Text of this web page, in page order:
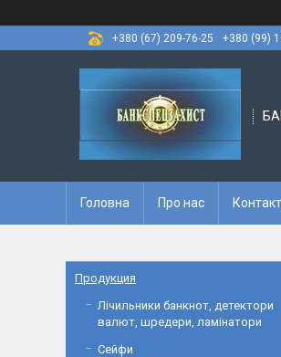
+380 (67) 209-76-25
+380 (99)
Головна Про нас
Продукция
Лічильники банкнот, детектори
валют, шредери, ламінатори
Сейфи